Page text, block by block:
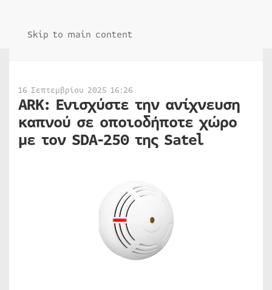
Skip to main content
16 Σεπτεμβρίου 2025 16:26
ARK: Ενισχύστε την ανίχνευση
καπνού σε οποιοδήποτε χώρο
με τον SDA-250 της Satel